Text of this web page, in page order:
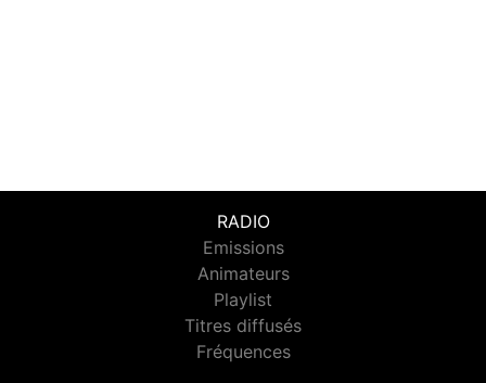
RADIO
Emissions
Animateurs
Playlist
Titres diffusés
Fréquences